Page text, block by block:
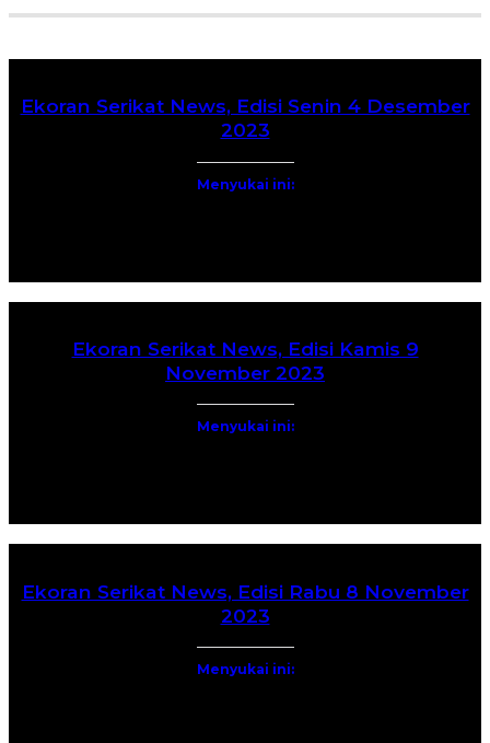
Ekoran Serikat News, Edisi Senin 4 Desember
2023
Menyukai ini:
Ekoran Serikat News, Edisi Kamis 9
November 2023
Menyukai ini:
Ekoran Serikat News, Edisi Rabu 8 November
2023
Menyukai ini: